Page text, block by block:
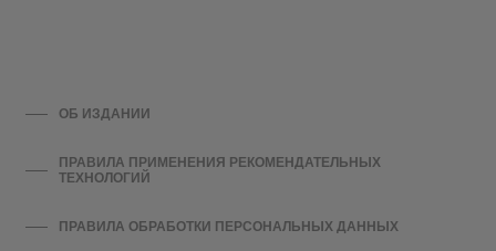
ОБ ИЗДАНИИ
ПРАВИЛА ПРИМЕНЕНИЯ РЕКОМЕНДАТЕЛЬНЫХ
ТЕХНОЛОГИЙ
ПРАВИЛА ОБРАБОТКИ ПЕРСОНАЛЬНЫХ ДАННЫХ